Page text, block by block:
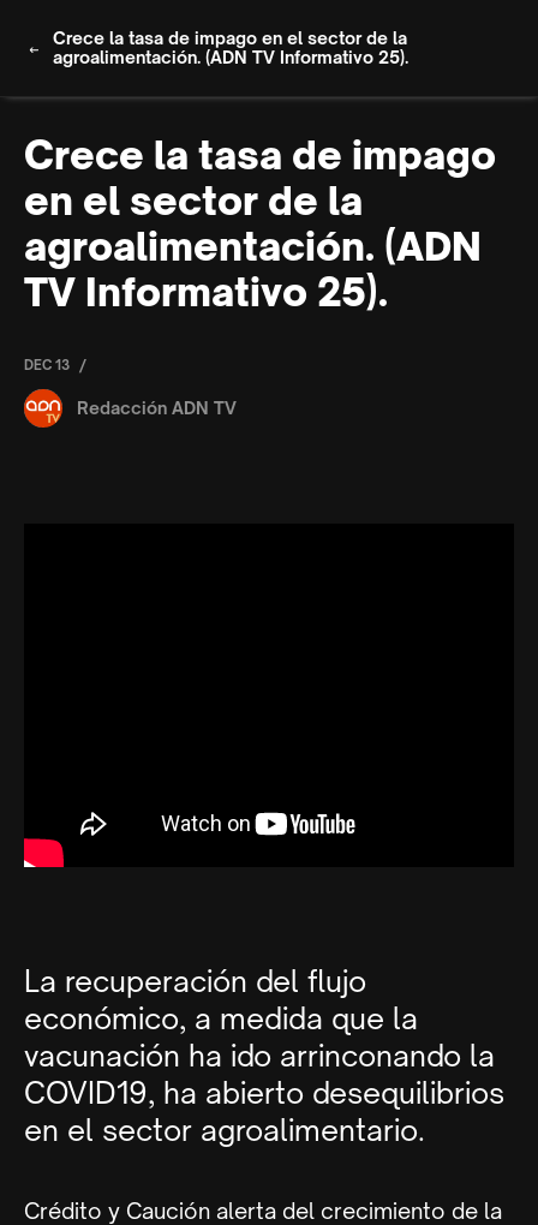
Crece la tasa de impago en el sector de la
agroalimentación. (ADN TV Informativo 25).
Crece la tasa de impago
en el sector de la
agroalimentación. (ADN
TV Informativo 25).
DEC 13 /
Redacción ADN TV
La recuperación del flujo
económico, a medida que la
vacunación ha ido arrinconando la
COVID19, ha abierto desequilibrios
en el sector agroalimentario.
Crédito y Caución alerta del crecimiento de la